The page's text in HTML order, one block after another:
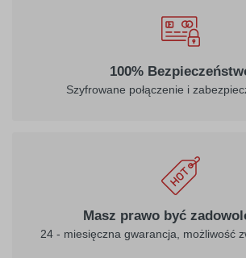
100%
Szyfrowane połączenie i
Masz prawo być
24 - miesięczna gwarancja, możliwość